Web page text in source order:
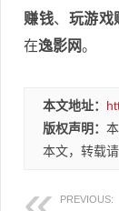
赚钱、 玩游戏
在逸影网。
本文地址：
版权声明：
本文，转载请
PREVIOUS: